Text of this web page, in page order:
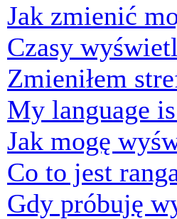
Jak zmienić
Czasy
Zmieniłem
My language
Jak mogę
Co to jest
Gdy próbuję